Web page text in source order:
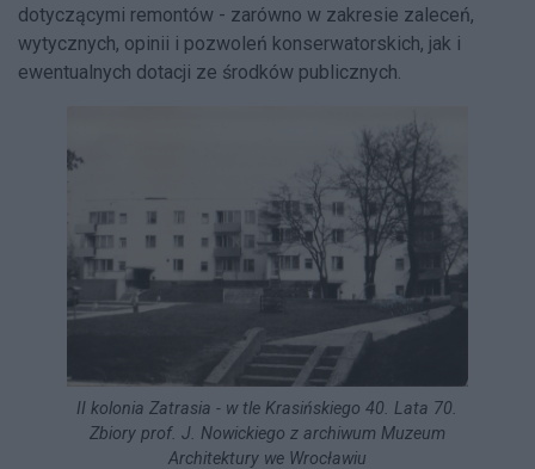
dotyczącymi remontów - zarówno w zakresie zaleceń,
wytycznych, opinii i pozwoleń konserwatorskich, jak i
ewentualnych dotacji ze środków publicznych.
II kolonia Zatrasia - w tle Krasińskiego 40. Lata 70.
Zbiory prof. J. Nowickiego z archiwum Muzeum
Architektury we Wrocławiu